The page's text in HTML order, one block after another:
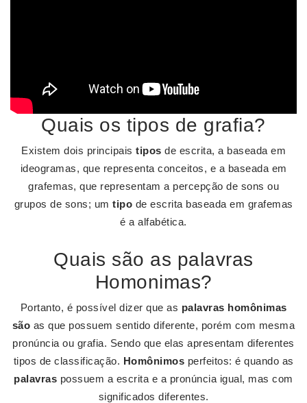
Quais os tipos de grafia?
Existem dois principais tipos de escrita, a baseada em
ideogramas, que representa conceitos, e a baseada em
grafemas, que representam a percepção de sons ou
grupos de sons; um tipo de escrita baseada em grafemas
é a alfabética.
Quais são as palavras
Homonimas?
Portanto, é possível dizer que as palavras homônimas
são as que possuem sentido diferente, porém com mesma
pronúncia ou grafia. Sendo que elas apresentam diferentes
tipos de classificação. Homônimos perfeitos: é quando as
palavras possuem a escrita e a pronúncia igual, mas com
significados diferentes.